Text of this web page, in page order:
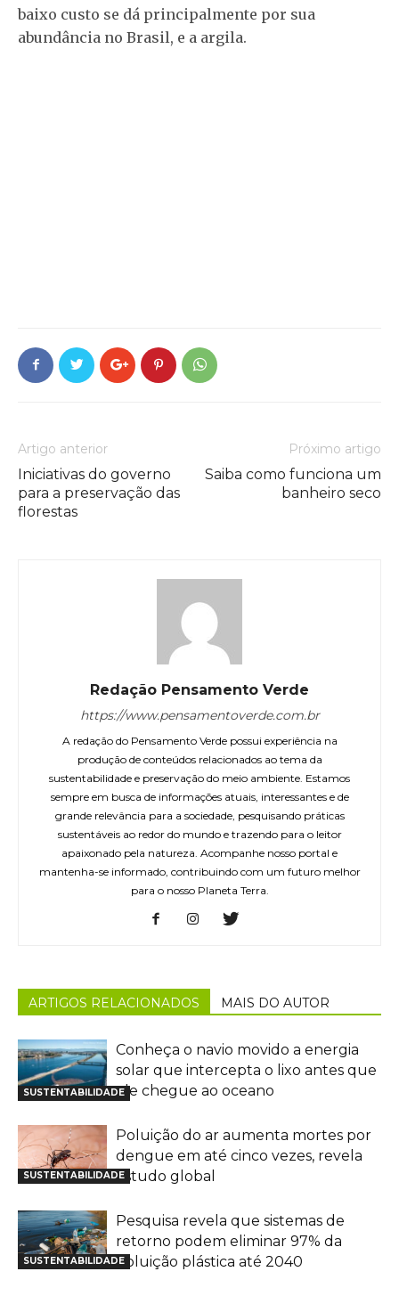
baixo custo se dá principalmente por sua
abundância no Brasil, e a argila.
Artigo anterior
Iniciativas do governo
para a preservação das
florestas
Próximo artigo
Saiba como funciona um
banheiro seco
Redação Pensamento Verde
https://www.pensamentoverde.com.br
A redação do Pensamento Verde possui experiência na
produção de conteúdos relacionados ao tema da
sustentabilidade e preservação do meio ambiente. Estamos
sempre em busca de informações atuais, interessantes e de
grande relevância para a sociedade, pesquisando práticas
sustentáveis ao redor do mundo e trazendo para o leitor
apaixonado pela natureza. Acompanhe nosso portal e
mantenha-se informado, contribuindo com um futuro melhor
para o nosso Planeta Terra.
ARTIGOS RELACIONADOS MAIS DO AUTOR
SUSTENTABILIDADE
Conheça o navio movido a energia
solar que intercepta o lixo antes que
ele chegue ao oceano
SUSTENTABILIDADE
Poluição do ar aumenta mortes por
dengue em até cinco vezes, revela
estudo global
SUSTENTABILIDADE
Pesquisa revela que sistemas de
retorno podem eliminar 97% da
poluição plástica até 2040